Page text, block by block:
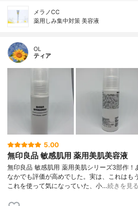
メラノCC
薬用しみ集中対策 美容液
OL
ティア
5.00
無印良品 敏感肌用 薬用美肌美容液
無印良品 敏感肌用 薬用美肌シリーズ3部作！
なかでも評価が高めでした。実は、これはも
これを使って気になっていた、小…続きを見る